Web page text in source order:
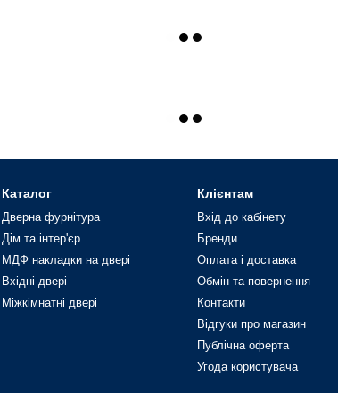
Каталог
Дверна фурнітура
Дім та інтер'єр
МДФ накладки на двері
Вхідні двері
Міжкімнатні двері
Клієнтам
Вхід до кабінету
Бренди
Оплата і доставка
Обмін та повернення
Контакти
Відгуки про магазин
Публічна оферта
Угода користувача